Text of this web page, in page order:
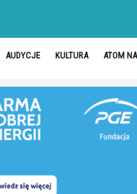
AUDYCJE KULTURA ATOM